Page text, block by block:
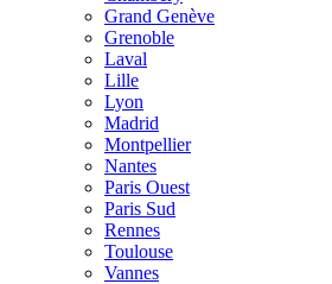
Grand Genève
Grenoble
Laval
Lille
Lyon
Madrid
Montpellier
Nantes
Paris Ouest
Paris Sud
Rennes
Toulouse
Vannes